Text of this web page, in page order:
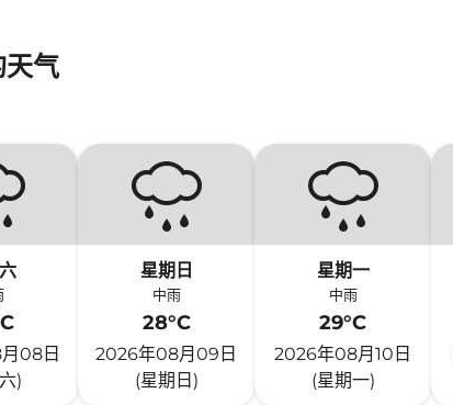
天气
08日
)
星期日
中雨
28°C
2026年08月09日
(星期日)
星期一
中雨
29°C
2026年08月10日
(星期一)